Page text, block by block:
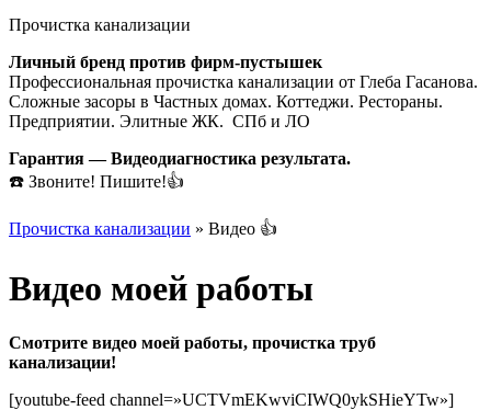
Прочистка канализации
Личный бренд против фирм-пустышек
Профессиональная прочистка канализации от Глеба Гасанова.
Сложные засоры в Частных домах. Коттеджи. Рестораны.
Предприятии. Элитные ЖК. СПб и ЛО
Гарантия — Видеодиагностика результата.
☎️ Звоните! Пишите!👍
Прочистка канализации » Видео 👍
Видео моей работы
Смотрите видео моей работы, прочистка труб
канализации!
[youtube-feed channel=»UCTVmEKwviCIWQ0ykSHieYTw»]